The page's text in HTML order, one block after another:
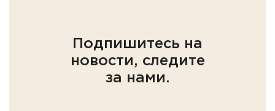
Подпишитесь на
новости, следите
за нами.